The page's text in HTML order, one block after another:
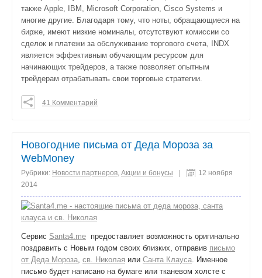
также Apple, IBM, Microsoft Corporation, Cisco Systems и
многие другие. Благодаря тому, что ноты, обращающиеся на
бирже, имеют низкие номиналы, отсутствуют комиссии со
сделок и платежи за обслуживание торгового счета, INDX
является эффективным обучающим ресурсом для
начинающих трейдеров, а также позволяет опытным
трейдерам отрабатывать свои торговые стратегии.
0
41 Комментарий
Новогодние письма от Деда Мороза за
WebMoney
Рубрики: Новости партнеров, Акции и бонусы
12 ноября
2014
Сервис Santa4.me предоставляет возможность оригинально
поздравить с Новым годом своих близких, отправив письмо
от Деда Мороза, св. Николая или Санта Клауса. Именное
письмо будет написано на бумаге или тканевом холсте с